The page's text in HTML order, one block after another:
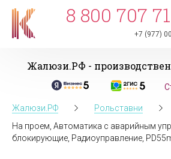
8 800 707
+7 (977)
Жалюзи.РФ -
Жалюзи.РФ
Рольставни
На проем, Автоматика с аварийным
блокирующие, Радиоуправление,